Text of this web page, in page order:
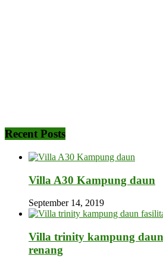
Recent Posts
Villa A30 Kampung daun
September 14, 2019
Villa trinity kampung
renang